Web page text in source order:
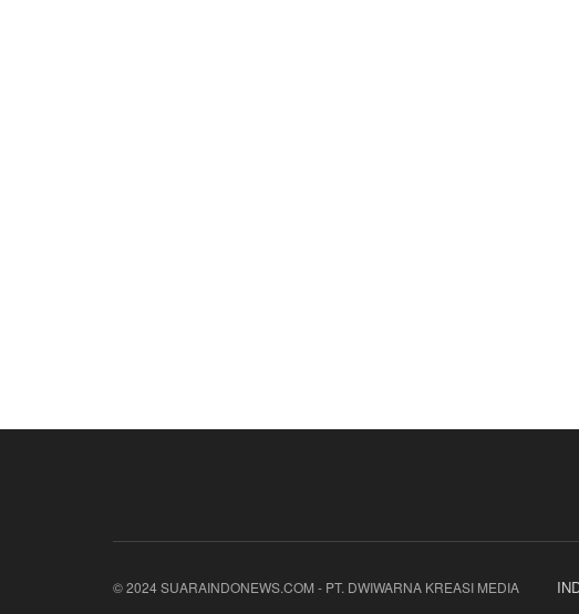
© 2024 SUARAINDONEWS.COM - PT. DWIWARNA KREASI MEDIA